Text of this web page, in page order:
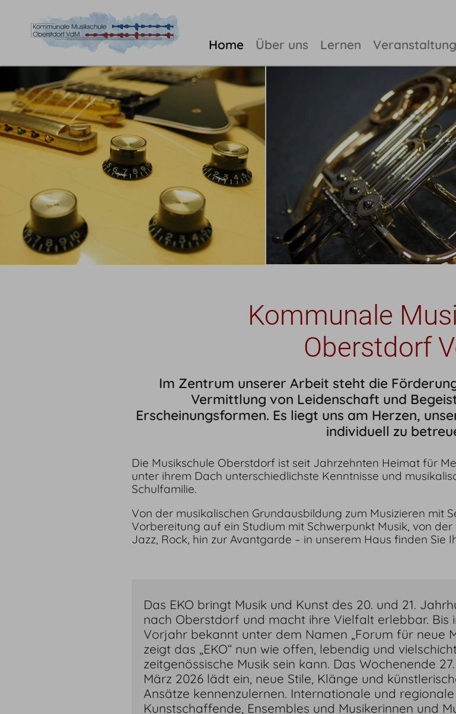
Home Über uns Lernen
Kommunale
Oberstdorf
Im Zentrum unserer Arbeit steht die
Vermittlung von Leidenschaft und
Erscheinungsformen. Es liegt uns am Herzen,
individuell zu
Die Musikschule Oberstdorf ist seit Jahrzehnten Heimat für
unter ihrem Dach unterschiedlichste Kenntnisse und
Schulfamilie.
Von der musikalischen Grundausbildung zum Musizieren mit
Vorbereitung auf ein Studium mit Schwerpunkt Musik, von
Jazz, Rock, hin zur Avantgarde – in unserem Haus finden Sie
Das EKO bringt Musik und Kunst des 20. und 21.
nach Oberstdorf und macht ihre Vielfalt erlebbar. Bis
Vorjahr bekannt unter dem Namen „Forum für neue
zeigt das „EKO“ nun wie offen, lebendig und
zeitgenössische Musik sein kann. Das Wochenende
März 2026 lädt ein, neue Stile, Klänge und
Ansätze kennenzulernen. Internationale und regionale
Kunstschaffende, Ensembles und Musikerinnen und